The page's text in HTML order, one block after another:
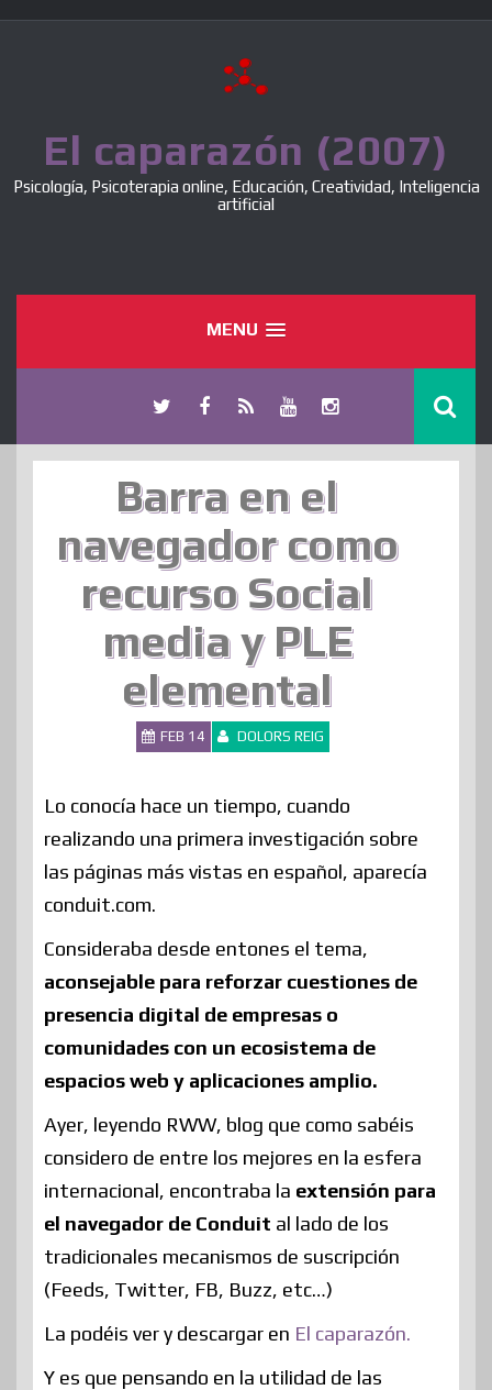
El caparazón (2007)
Psicología, Psicoterapia online, Educación, Creatividad, Inteligencia
artificial
MENU
Barra en el
navegador como
recurso Social
media y PLE
elemental
FEB 14 DOLORS REIG
Lo conocía hace un tiempo, cuando
realizando una primera investigación sobre
las páginas más vistas en español, aparecía
conduit.com.
Consideraba desde entones el tema,
aconsejable para reforzar cuestiones de
presencia digital de empresas o
comunidades con un ecosistema de
espacios web y aplicaciones amplio.
Ayer, leyendo RWW, blog que como sabéis
considero de entre los mejores en la esfera
internacional, encontraba la extensión para
el navegador de Conduit al lado de los
tradicionales mecanismos de suscripción
(Feeds, Twitter, FB, Buzz, etc…)
La podéis ver y descargar en El caparazón.
Y es que pensando en la utilidad de las